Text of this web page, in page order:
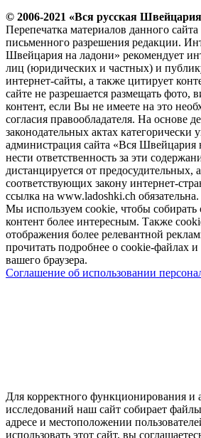
© 2006-2021 «Вся русская
Перепечатка материалов данного
письменного разрешения редакции.
Швейцария на ладони» рекомендует
лиц (юридических и частных) и
интернет-сайты, а также цитирует
сайте не разрешается размещать фото,
контент, если Вы не имеете на это
согласия правообладателя. На основе
законодательных актах категорически
администрация сайта «Вся Швейцария
нести ответственность за эти
дистанцируется от предосудительных,
соответствующих закону интернет-
ссылка на www.ladoshki.ch обязательна.
Мы используем cookie, чтобы собирать
контент более интересным. Также
отображения более релевантной
прочитать подробнее о cookie-файлах
вашего браузера.
Соглашение об использовании
Для корректного функционирования и
исследований наш сайт собирает
адресе и местоположении
использовать этот сайт, вы